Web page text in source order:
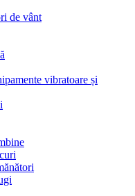
de vânt
vibratoare și